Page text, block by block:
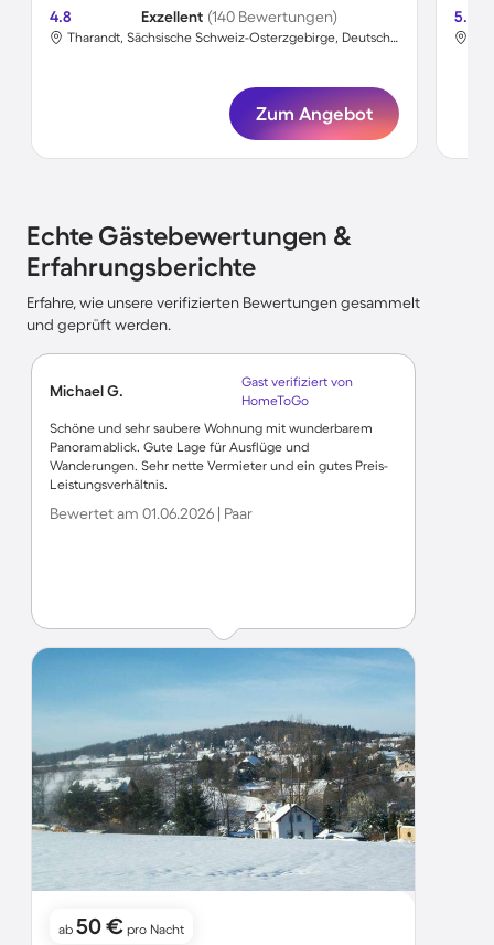
4.8 Exzellent (140 Bewertungen)
Tharandt, Sächsische Schweiz-Osterzgebirge, Deutschland
Zum Angebot
5.0
Echte Gästebewertungen &
Erfahrungsberichte
Erfahre, wie unsere verifizierten Bewertungen gesammelt
und geprüft werden.
Michael G.
Gast verifiziert von
HomeToGo
Schöne und sehr saubere Wohnung mit wunderbarem
Panoramablick. Gute Lage für Ausflüge und
Wanderungen. Sehr nette Vermieter und ein gutes Preis-
Leistungsverhältnis.
Bewertet am 01.06.2026 | Paar
ab 50 € pro Nacht